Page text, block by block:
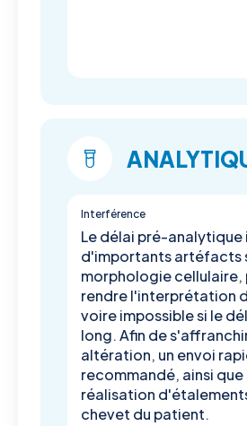
Interférence
Le délai pré-analytique
d'importants artéfacts
morphologie cellulaire,
rendre l'interprétation
voire impossible si le
long. Afin de
altération, un envoi
recommandé, ainsi que
réalisation
chevet du patient.